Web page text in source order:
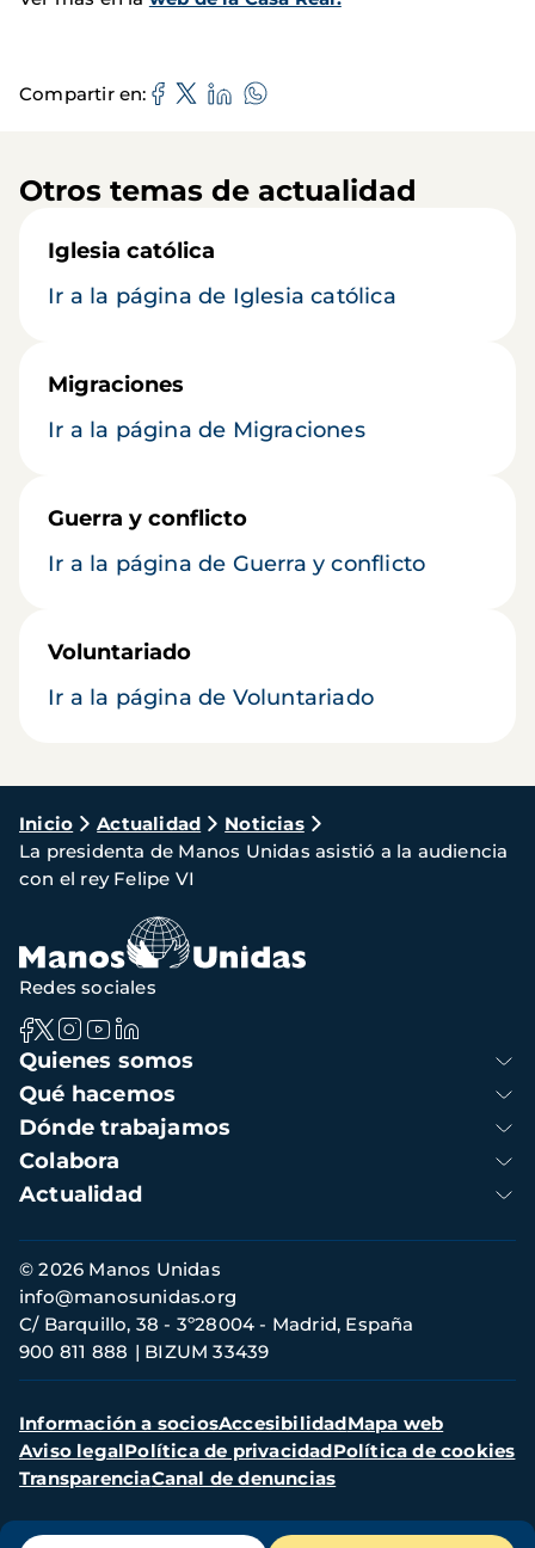
Compartir en
Otros temas de actualidad
Iglesia católica
Ir a la página de Iglesia católica
Migraciones
Ir a la página de Migraciones
Guerra y conflicto
Ir a la página de Guerra y conflicto
Voluntariado
Ir a la página de Voluntariado
Ruta
de
navegación
Inicio Actualidad
Noticias
La presidenta de Manos Unidas asistió a la audiencia
con el rey Felipe VI
Navegación
principal
Quienes somos
Qué hacemos
Dónde trabajamos
Colabora
Actualidad
Redes sociales
Información
de
contacto
© 2026 Manos Unidas
C/ Barquillo, 38 - 3º28004 - Madrid, España
900 811 888
BIZUM 33439
info@manosunidas.org
Menú
secundario
Información a sociosAccesibilidadMapa web
Aviso legalPolítica de privacidadPolítica de cookies
TransparenciaCanal de denuncias